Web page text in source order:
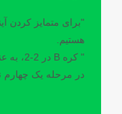
"برای متمایز کردن
هستیم.
در مرحله یک چهارم